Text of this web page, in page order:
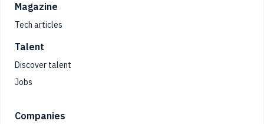
Magazine
Tech articles
Talent
Discover talent
Jobs
Companies